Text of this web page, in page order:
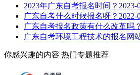
2023年广东自考报名时间？ 2023-
广东自考什么时候报名呀？ 2022-
广东自考报名政策有什么改革吗？
广东自考环境工程技术的报名网
你感兴趣的内容 热门专题推荐